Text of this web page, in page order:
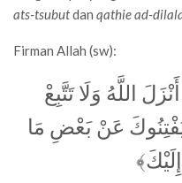
ats-tsubutdan qathie ad-
Firman Allah (sw):
اللَّهُ وَلَا تَتَّبِعْ
عَنْ بَعْضِ مَا